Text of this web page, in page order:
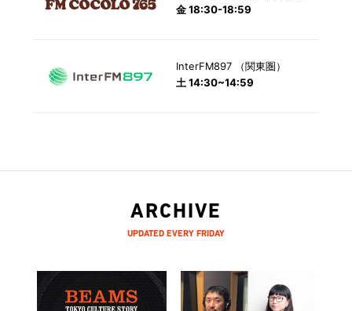
金 18:30-18:59
InterFM897 （関東圏）
土 14:30~14:59
ARCHIVE
UPDATED EVERY FRIDAY